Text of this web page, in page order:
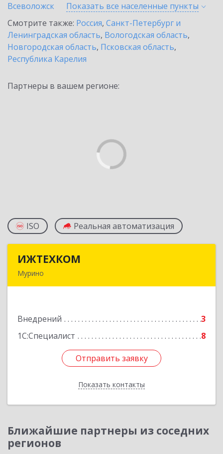
Всеволожск
Показать все населенные пункты
Смотрите также: Россия, Санкт-Петербург и
Ленинградская область, Вологодская область,
Новгородская область, Псковская область,
Республика Карелия
Партнеры в вашем регионе:
ISO Реальная автоматизация
ИЖТЕХКОМ
Мурино
Внедрений
3
1С:Специалист
8
Отправить заявку
Показать контакты
Подробнее
Отправить заявку
Назад
Ближайшие партнеры из соседних
регионов